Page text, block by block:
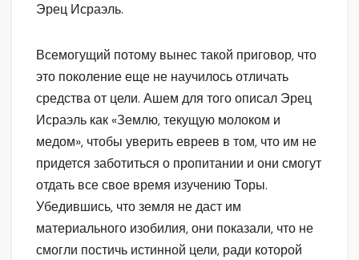
Эрец Исраэль.
Всемогущий потому вынес такой приговор, что
это поколение еще не научилось отличать
средства от цели. Ашем для того описал Эрец
Исраэль как «Землю, текущую молоком и
медом», чтобы уверить евреев в том, что им не
придется заботиться о пропитании и они смогут
отдать все свое время изучению Торы.
Убедившись, что земля не даст им
материального изобилия, они показали, что не
смогли постичь истинной цели, ради которой